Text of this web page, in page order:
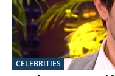
CELEBRITIES